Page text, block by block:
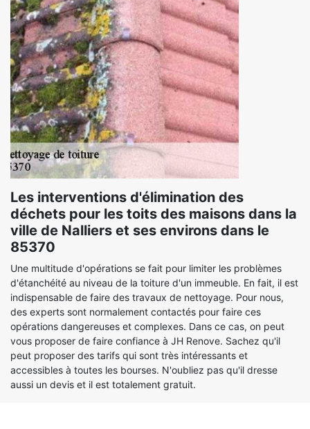
Les interventions d'élimination des
déchets pour les toits des maisons dans la
ville de Nalliers et ses environs dans le
85370
Une multitude d'opérations se fait pour limiter les problèmes
d'étanchéité au niveau de la toiture d'un immeuble. En fait, il est
indispensable de faire des travaux de nettoyage. Pour nous,
des experts sont normalement contactés pour faire ces
opérations dangereuses et complexes. Dans ce cas, on peut
vous proposer de faire confiance à JH Renove. Sachez qu'il
peut proposer des tarifs qui sont très intéressants et
accessibles à toutes les bourses. N'oubliez pas qu'il dresse
aussi un devis et il est totalement gratuit.